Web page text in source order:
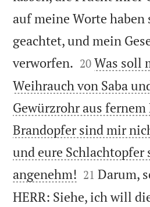
auf meine Worte
geachtet, und mein
verworfen. 

20 Was soll
Weihrauch von Saba
Gewürzrohr aus fernem
Brandopfer sind mir
und eure
angenehm! 

21 Darum,
HERR: Siehe, ich will